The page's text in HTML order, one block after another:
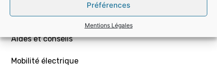
Préférences
Mentions Légales
Demande de raccordement aux réseaux Gaz/Elec
ou branchement provisoire
Aides et conseils
Mobilité électrique